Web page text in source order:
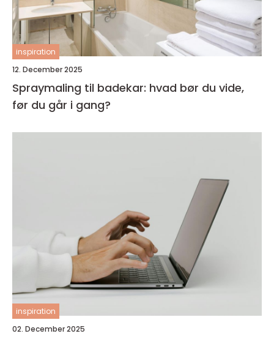
inspiration
12. December 2025
Spraymaling til badekar: hvad bør du vide,
før du går i gang?
inspiration
02. December 2025